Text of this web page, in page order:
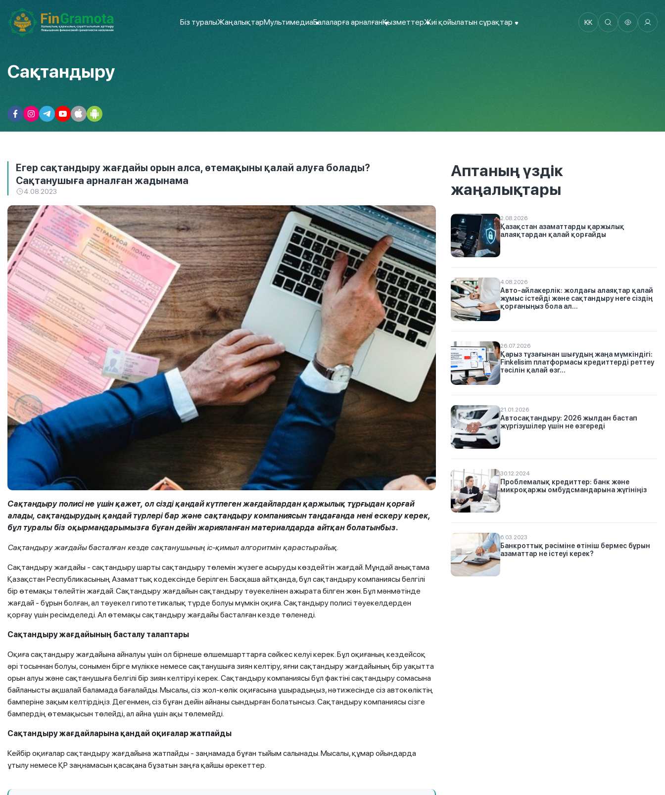
Біз туралыЖаңалықтарМультимедиаБалаларға арналғанҚызметтерЖиі қойылатын сұрақтар KK
Сақтандыру
Егер сақтандыру жағдайы орын алса, өтемақыны қалай алуға болады?
Сақтанушыға арналған жадынама
4.08.2023
Сақтандыру полисі не үшін қажет, ол сізді қандай күтпеген жағдайлардан қаржылық тұрғыдан қорғай
алады, сақтандырудың қандай түрлері бар және сақтандыру компаниясын таңдағанда нені ескеру керек,
бұл туралы біз оқырмандарымызға бұған дейін жарияланған материалдарда айтқан болатынбыз.
Сақтандыру жағдайы басталған кезде сақтанушының іс-қимыл алгоритмін қарастырайық.
Сақтандыру жағдайы - сақтандыру шарты сақтандыру төлемін жүзеге асыруды көздейтін жағдай. Мұндай анықтама
Қазақстан Республикасының Азаматтық кодексінде берілген. Басқаша айтқанда, бұл сақтандыру компаниясы белгілі
бір өтемақы төлейтін жағдай. Сақтандыру жағдайын сақтандыру тәуекелінен ажырата білген жөн. Бұл мәнмәтінде
жағдай - бұрын болған, ал тәуекел гипотетикалық түрде болуы мүмкін оқиға. Сақтандыру полисі тәуекелдерден
қорғау үшін ресімделеді. Ал өтемақы сақтандыру жағдайы басталған кезде төленеді.
Сақтандыру жағдайының басталу талаптары
Оқиға сақтандыру жағдайына айналуы үшін ол бірнеше өлшемшарттарға сәйкес келуі керек. Бұл оқиғаның кездейсоқ
әрі тосыннан болуы, сонымен бірге мүлікке немесе сақтанушыға зиян келтіру, яғни сақтандыру жағдайының бір уақытта
орын алуы және сақтанушыға белгілі бір зиян келтіруі керек. Сақтандыру компаниясы бұл фактіні сақтандыру сомасына
байланысты ақшалай баламада бағалайды. Мысалы, сіз жол-көлік оқиғасына ұшырадыңыз, нәтижесінде сіз автокөліктің
бамперіне зақым келтірдіңіз. Дегенмен, сіз бұған дейін айнаны сындырған болатынсыз. Сақтандыру компаниясы сізге
бампердің өтемақысын төлейді, ал айна үшін ақы төлемейді.
Сақтандыру жағдайларына қандай оқиғалар жатпайды
Кейбір оқиғалар сақтандыру жағдайына жатпайды - заңнамада бұған тыйым салынады. Мысалы, құмар ойындарда
ұтылу немесе ҚР заңнамасын қасақана бұзатын заңға қайшы әрекеттер.
Аптаның үздік
жаңалықтары
2.08.2026
Қазақстан азаматтарды қаржылық
алаяқтардан қалай қорғайды
4.08.2026
Авто-айлакерлік: жолдағы алаяқтар қалай
жұмыс істейді және сақтандыру неге сіздің
қорғаныңыз бола ал...
26.07.2026
Қарыз тұзағынан шығудың жаңа мүмкіндігі:
Finkelisim платформасы кредиттерді реттеу
тәсілін қалай өзг...
21.01.2026
Автосақтандыру: 2026 жылдан бастап
жүргізушілер үшін не өзгереді
30.12.2024
Проблемалық кредиттер: банк және
микроқаржы омбудсмандарына жүгініңіз
6.03.2023
Банкроттық рәсіміне өтініш бермес бұрын
азаматтар не істеуі керек?